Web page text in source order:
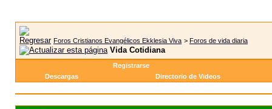
Foros Cristianos Evangélicos Ekklesia Viva > Foros de vida diaria
Vida Cotidiana
Registrarse
Descargas
Directorio de Videos